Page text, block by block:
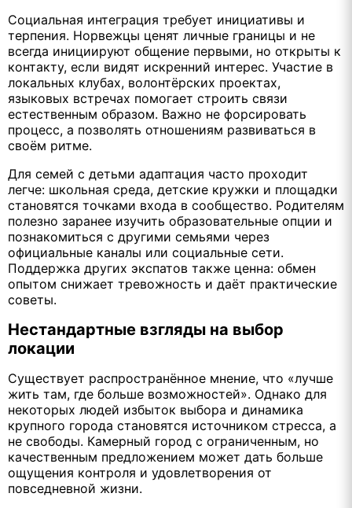
Социальная интеграция требует инициативы и
терпения. Норвежцы ценят личные границы и не
всегда инициируют общение первыми, но открыты к
контакту, если видят искренний интерес. Участие в
локальных клубах, волонтёрских проектах,
языковых встречах помогает строить связи
естественным образом. Важно не форсировать
процесс, а позволять отношениям развиваться в
своём ритме.
Для семей с детьми адаптация часто проходит
легче: школьная среда, детские кружки и площадки
становятся точками входа в сообщество. Родителям
полезно заранее изучить образовательные опции и
познакомиться с другими семьями через
официальные каналы или социальные сети.
Поддержка других экспатов также ценна: обмен
опытом снижает тревожность и даёт практические
советы.
Нестандартные взгляды на выбор
локации
Существует распространённое мнение, что «лучше
жить там, где больше возможностей». Однако для
некоторых людей избыток выбора и динамика
крупного города становятся источником стресса, а
не свободы. Камерный город с ограниченным, но
качественным предложением может дать больше
ощущения контроля и удовлетворения от
повседневной жизни.